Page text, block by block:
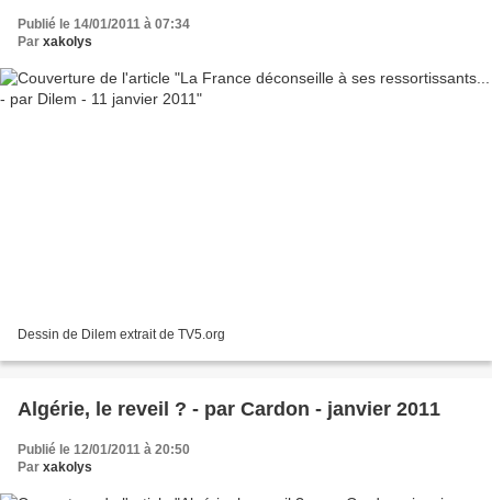
Publié le 14/01/2011 à 07:34
Par xakolys
Dessin de Dilem extrait de TV5.org
Algérie, le reveil ? - par Cardon - janvier 2011
Publié le 12/01/2011 à 20:50
Par xakolys